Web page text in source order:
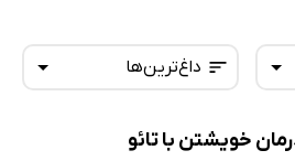
داغ‌ترین‌ها
تازه‌ها
خویشتن با تائو